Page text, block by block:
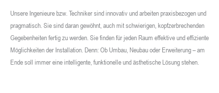
Unsere Ingenieure bzw. Techniker sind innovativ und arbeiten praxisbezogen und
pragmatisch. Sie sind daran gewöhnt, auch mit schwierigen, kopfzerbrechenden
Gegebenheiten fertig zu werden. Sie finden für jeden Raum effektive und effiziente
Möglichkeiten der Installation. Denn: Ob Umbau, Neubau oder Erweiterung – am
Ende soll immer eine intelligente, funktionelle und ästhetische Lösung stehen.